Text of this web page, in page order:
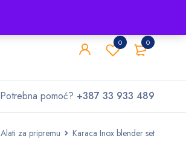
0
0
Potrebna pomoć? +387 33 933 489
Alati za pripremu Karaca Inox blender set